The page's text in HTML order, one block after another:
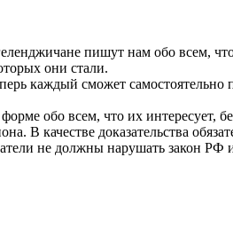
пишут нам обо всем,
они стали.
каждый сможет самостоятельно
обо всем, что их интересует,
В качестве доказательства
не должны нарушать закон РФ